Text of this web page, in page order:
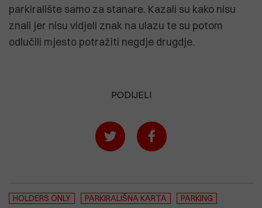
parkiralište samo za stanare. Kazali su kako nisu
znali jer nisu vidjeli znak na ulazu te su potom
odlučili mjesto potražiti negdje drugdje.
PODIJELI
HOLDERS ONLY PARKIRALIŠNA KARTA
PARKING